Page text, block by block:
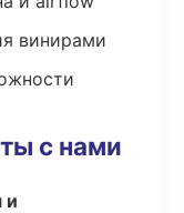
винирами
с нами
и